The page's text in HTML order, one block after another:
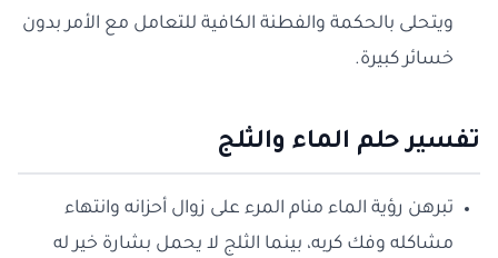
ويتحلى بالحكمة والفطنة الكافية للتعامل مع الأمر بدون
خسائر كبيرة.
تفسير حلم الماء والثلج
تبرهن رؤية الماء منام المرء على زوال أحزانه وانتهاء
مشاكله وفك كربه، بينما الثلج لا يحمل بشارة خير له